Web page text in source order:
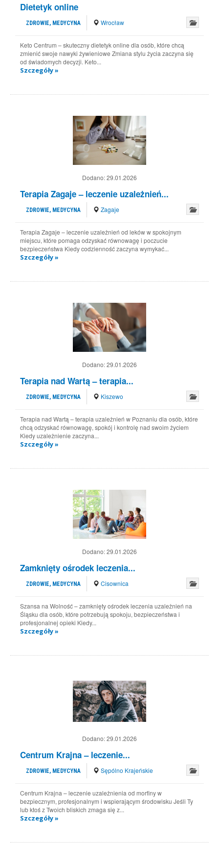
Dietetyk online
ZDROWIE, MEDYCYNA Wrocław
Keto Centrum – skuteczny dietetyk online dla osób, które chcą
zmienić swoje nawyki żywieniowe Zmiana stylu życia zaczyna się
od świadomych decyzji. Keto...
Szczegóły »
Dodano:29.01.2026
Terapia Zagaje – leczenie uzależnień...
ZDROWIE, MEDYCYNA Zagaje
Terapia Zagaje – leczenie uzależnień od leków w spokojnym
miejscu, które pomaga odzyskać równowagę i poczucie
bezpieczeństwa Kiedy codzienność zaczyna wymykać...
Szczegóły »
Dodano:29.01.2026
Terapia nad Wartą – terapia...
ZDROWIE, MEDYCYNA Kiszewo
Terapia nad Wartą – terapia uzależnień w Poznaniu dla osób, które
chcą odzyskać równowagę, spokój i kontrolę nad swoim życiem
Kiedy uzależnienie zaczyna...
Szczegóły »
Dodano:29.01.2026
Zamknięty ośrodek leczenia...
ZDROWIE, MEDYCYNA Cisownica
Szansa na Wolność – zamknięty ośrodek leczenia uzależnień na
Śląsku dla osób, które potrzebują spokoju, bezpieczeństwa i
profesjonalnej opieki Kiedy...
Szczegóły »
Dodano:29.01.2026
Centrum Krajna – leczenie...
ZDROWIE, MEDYCYNA Sępólno Krajeńskie
Centrum Krajna – leczenie uzależnienia od morfiny w
bezpiecznym, profesjonalnym i wspierającym środowisku Jeśli Ty
lub ktoś z Twoich bliskich zmaga się z...
Szczegóły »